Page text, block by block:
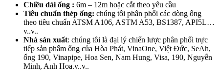
Chiều dài ống : 6m – 12m hoặc cắt theo yêu cầu
Tiêu chuẩn thép ống: chúng tôi phân phối các dòng ống
theo tiêu chuẩn ATSM A106, ASTM A53, BS1387, API5L…
v..v..
Nhà sản xuất: chúng tôi là đại lý chiến lược phân phối trực
tiếp sản phẩm ống của Hòa Phát, VinaOne, Việt Đức, SeAh,
ống 190, Vinapipe, Hoa Sen, Nam Hung, Visa, 190, Nguyễn
Minh, Anh Hoa.v..v..